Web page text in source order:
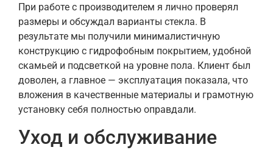
При работе с производителем я лично проверял
размеры и обсуждал варианты стекла. В
результате мы получили минималистичную
конструкцию с гидрофобным покрытием, удобной
скамьей и подсветкой на уровне пола. Клиент был
доволен, а главное — эксплуатация показала, что
вложения в качественные материалы и грамотную
установку себя полностью оправдали.
Уход и обслуживание